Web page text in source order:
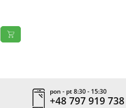
pon - pt 8:30 - 15:30
+48 797 919 738